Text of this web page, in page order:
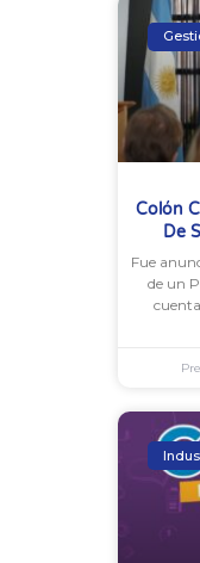
Colón
De
Fue
de un